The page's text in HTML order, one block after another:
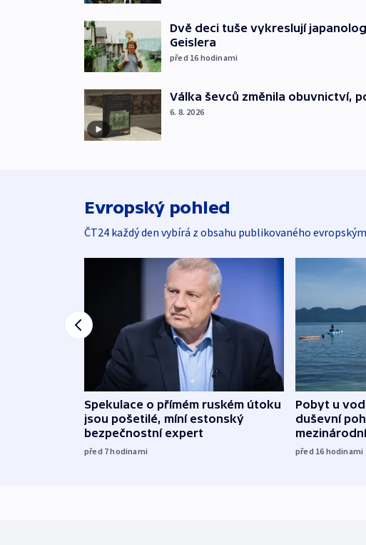
Dvě deci tuše vykreslují
Geislera
před 16 hodinami
Válka ševců změnila obuvnictví,
6. 8. 2026
Evropský pohled
ČT24 každý den vybírá z obsahu publikovaného
Spekulace o přímém ruském útoku
jsou pošetilé, míní estonský
bezpečnostní expert
před 7hodinami
Pobyt u
duševní
před 16 hodinami